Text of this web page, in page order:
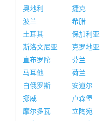
奥地利
捷克
波兰
希腊
土耳其
保加利亚
斯洛文尼亚
克罗地亚
直布罗陀
芬兰
马耳他
荷兰
白俄罗斯
安道尔
挪威
卢森堡
摩尔多瓦
立陶宛